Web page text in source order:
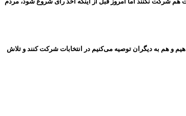
و هم به دیگران توصیه می‌کنیم در انتخابات شرکت کنند و تلاش